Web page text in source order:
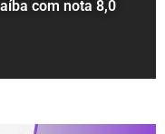
com nota 8,0